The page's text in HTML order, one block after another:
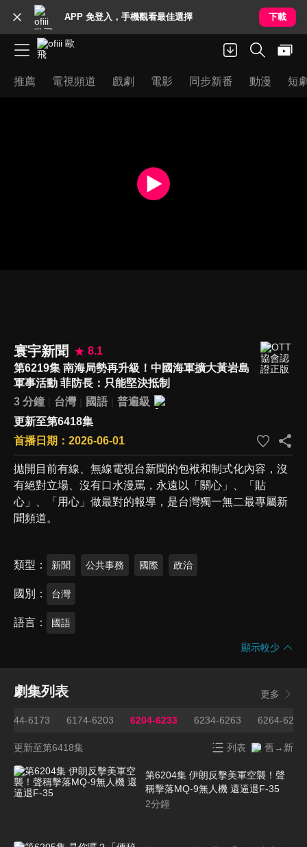
APP 免登入，手機觀看最佳選擇 下載
推薦 電視頻道 戲劇 電影 同步新番 動漫 短
寰宇新聞
8.1
第6219集 南海局勢再升級！中國海軍擴大黃岩島
軍事活動 菲防長：只能堅決抵制
3 分鐘
台灣 國語
普遍級
更新至第6418集
首播日期：2026-06-01
拋開目前有線、無線電視台新聞的包袱和制式化內容，沒
有絕對立場、沒有口水漫罵，永遠以「關心」、「貼
心」、「用心」做最對的報導，是台灣獨一無二最專屬新
聞頻道。
類型 新聞 公共事務 國際 政治
國別 台灣
語言 國語
顯示較少
劇集列表 更多
6144-6173 6174-6203 6204-6233 6234-6263 6264-6293
更新至第6418集 列表 舊→新
第6204集 伊朗反擊美軍空襲！聲
稱擊落MQ-9無人機 還逼退F-35
2分鐘